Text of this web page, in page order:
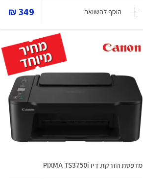
הוסף להשוואה 349 ₪
מדפסת הזרקת דיו PIXMA TS3750i